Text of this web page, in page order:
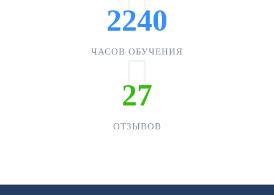
2240
ЧАСОВ ОБУЧЕНИЯ
27
ОТЗЫВОВ